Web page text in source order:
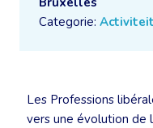
Categorie:
Les Professions
vers une évolution de